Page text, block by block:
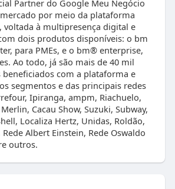
Partner do Google Meu Negócio
por meio da plataforma
à multipresença digital e
dois produtos disponíveis: o bm
para PMEs, e o bm® enterprise,
Ao todo, já são mais de 40 mil
com a plataforma e
segmentos e das principais redes
Ipiranga, ampm, Riachuelo,
Cacau Show, Suzuki, Subway,
Localiza Hertz, Unidas, Roldão,
Albert Einstein, Rede Oswaldo
outros.